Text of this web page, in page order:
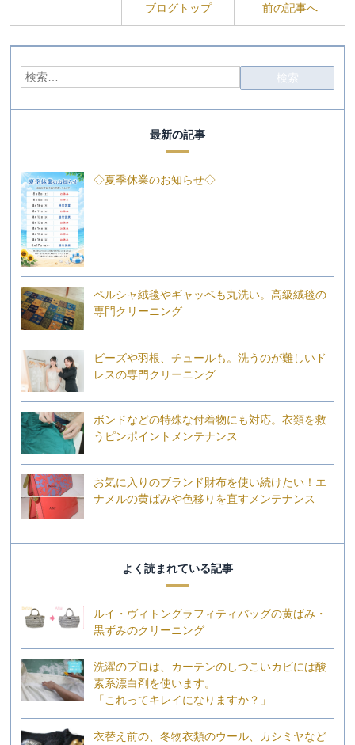
ブログトップ 前の記事へ
最新の記事
◇夏季休業のお知らせ◇
ペルシャ絨毯やギャッベも丸洗い。高級絨毯の
専門クリーニング
ビーズや羽根、チュールも。洗うのが難しいド
レスの専門クリーニング
ボンドなどの特殊な付着物にも対応。衣類を救
うピンポイントメンテナンス
お気に入りのブランド財布を使い続けたい！エ
ナメルの黄ばみや色移りを直すメンテナンス
よく読まれている記事
ルイ・ヴィトングラフィティバッグの黄ばみ・
黒ずみのクリーニング
洗濯のプロは、カーテンのしつこいカビには酸
素系漂白剤を使います。
「これってキレイになりますか？」
衣替え前の、冬物衣類のウール、カシミヤなど